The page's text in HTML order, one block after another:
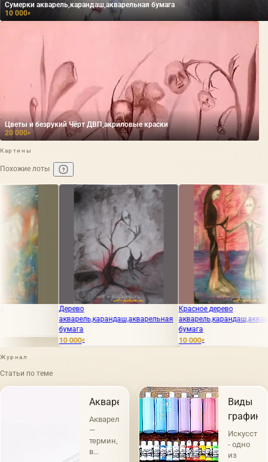
Сумерки акварель,карандаш,акварельная бумага
10 000₽
Цветы и безрукий Чёрт ДВП,акриловые краски
20 000₽
Картины
Похожие лоты
акварель,карандаш,акварельная
МАРТ
Журнал
Статьи по теме
Акварель
Акварель
—
термин,
в
Виды
графики
Искусство
- одно
из